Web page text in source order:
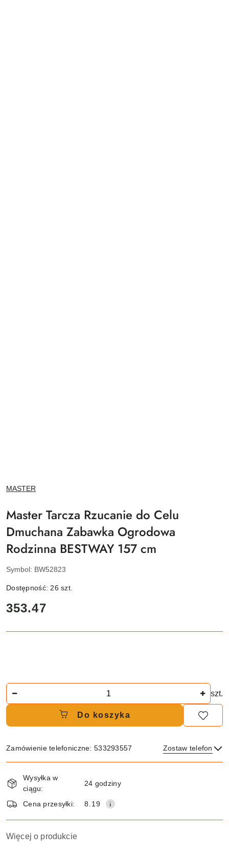
NAZWA
PRODUCENTA:
MASTER
Master Tarcza Rzucanie do Celu
Dmuchana Zabawka Ogrodowa
Rodzinna BESTWAY 157 cm
Symbol: BW52823
Dostępność: 26szt.
cena:
353.47
szt.
Do koszyka
Zamówienie telefoniczne: 533293557 Zostaw telefon
i
dostawa
Wysyłka w
ciągu:
24 godziny
Cena przesyłki: 8.19
Więcej o produkcie